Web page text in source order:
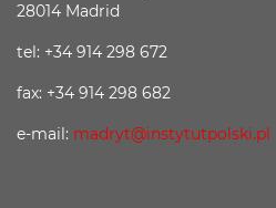
28014 Madrid
tel: +34 914 298 672
fax: +34 914 298 682
e-mail: madryt@instytutpolski.pl